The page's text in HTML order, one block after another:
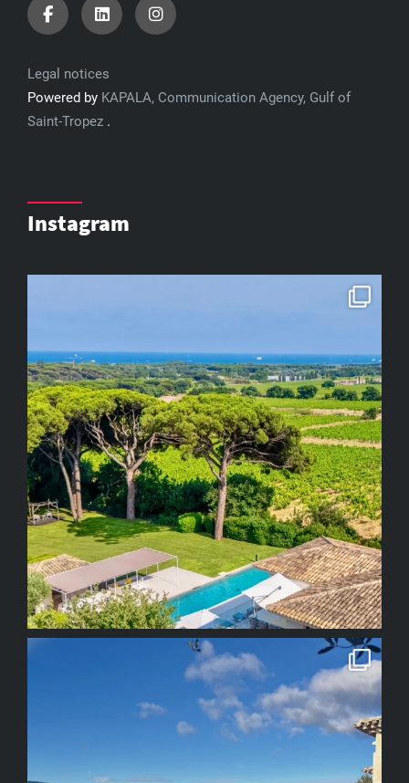
Legal notices
Powered by KAPALA, Communication Agency, Gulf of
Saint-Tropez .
Instagram